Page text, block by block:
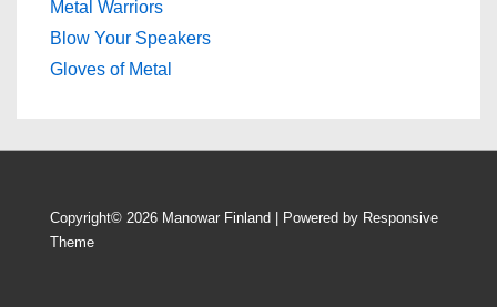
Metal Warriors
Blow Your Speakers
Gloves of Metal
Copyright© 2026 Manowar Finland | Powered by Responsive
Theme